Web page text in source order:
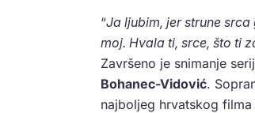
“Ja ljubim, jer strune
moj. Hvala ti, srce, što ti
Završeno je snimanje
Bohanec-Vidović.
najboljeg hrvatskog filma